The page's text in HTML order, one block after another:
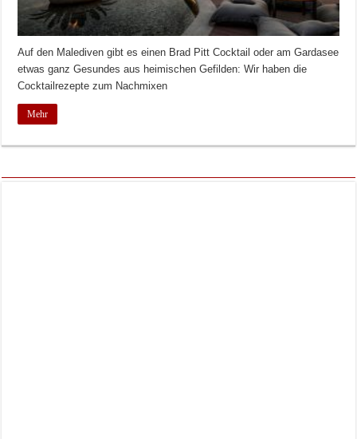
Auf den Malediven gibt es einen Brad Pitt Cocktail oder am Gardasee
etwas ganz Gesundes aus heimischen Gefilden: Wir haben die
Cocktailrezepte zum Nachmixen
Mehr